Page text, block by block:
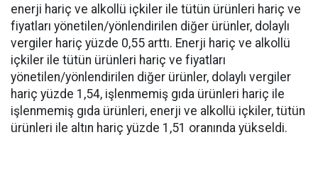
enerji hariç ve alkollü içkiler ile tütün ürünleri hariç ve
fiyatları yönetilen/yönlendirilen diğer ürünler, dolaylı
vergiler hariç yüzde 0,55 arttı. Enerji hariç ve alkollü
içkiler ile tütün ürünleri hariç ve fiyatları
yönetilen/yönlendirilen diğer ürünler, dolaylı vergiler
hariç yüzde 1,54, işlenmemiş gıda ürünleri hariç ile
işlenmemiş gıda ürünleri, enerji ve alkollü içkiler, tütün
ürünleri ile altın hariç yüzde 1,51 oranında yükseldi.